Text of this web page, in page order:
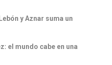
y Aznar suma un
el mundo cabe en una